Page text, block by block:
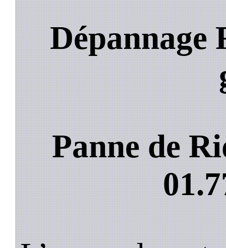
Dépannage
Panne de